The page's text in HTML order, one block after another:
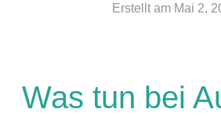
Erstellt am Mai 2,
Was tun bei